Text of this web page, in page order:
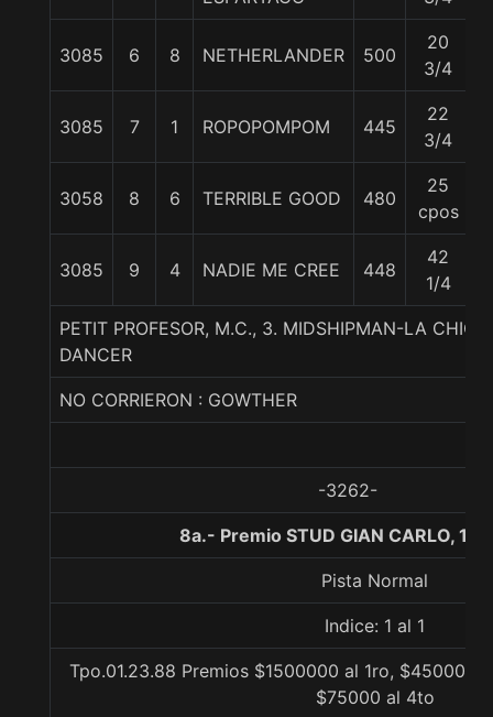
3085 6 8 NETHERLANDER 500
20
3/4
3085 7 1 ROPOPOMPOM 445
22
3/4
3058 8 6 TERRIBLE GOOD 480
25
cpos
3085 9 4 NADIE ME CREE 448
42
1/4
PETIT PROFESOR, M.C., 3. MIDSHIPMAN-LA
DANCER
NO CORRIERON : GOWTHER
-3262-
8a.- Premio STUD GIAN CARLO,
Pista Normal
Indice: 1 al 1
Tpo.01.23.88 Premios $1500000 al 1ro, $450000
$75000 al 4to